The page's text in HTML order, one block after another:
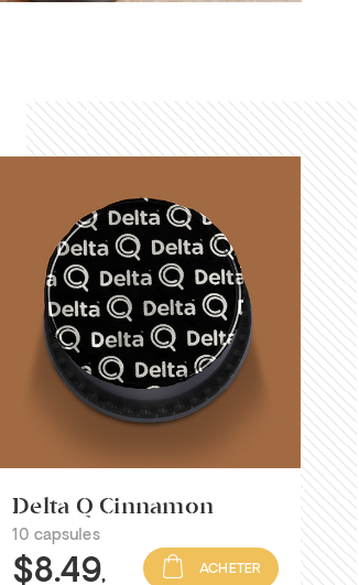
Delta Q Cinnamon
10 capsules
$8.49, ACHETER